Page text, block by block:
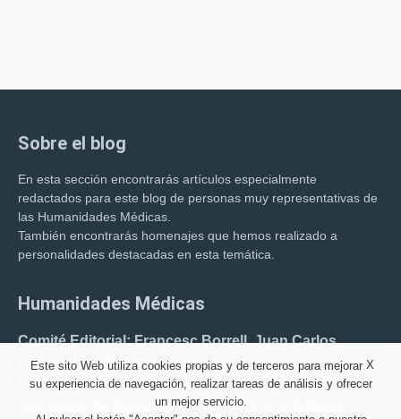
Sobre el blog
En esta sección encontrarás artículos especialmente
redactados para este blog de personas muy representativas de
las Humanidades Médicas.
También encontrarás homenajes que hemos realizado a
personalidades destacadas en esta temática.
Humanidades Médicas
Comité Editorial: Francesc Borrell. Juan Carlos
Hernández Clemente.
Director del blog: F. Borrell Carrió.
Secretario de Redacción: Juan Medrano Albeniz.
X
Este sito Web utiliza cookies propias y de terceros para mejorar
su experiencia de navegación, realizar tareas de análisis y ofrecer
un mejor servicio.